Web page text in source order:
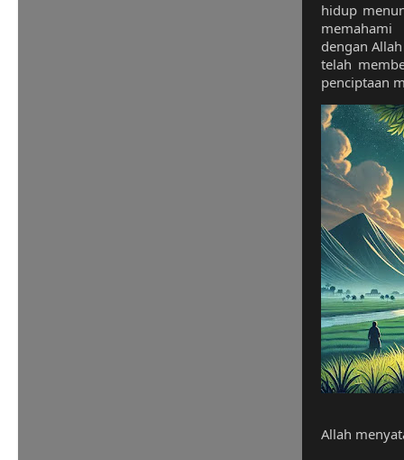
hidup
dengan
telah
penciptaan
Allah